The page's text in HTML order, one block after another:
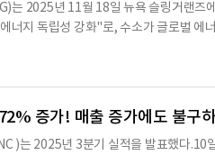
, 이자 비용 절감으로 플러그파워는 수
반한 완전 자금 조달 계획을 갖추고 있으
공되거나 판매될 수 없다.이
는 2025년 11월 18일 뉴욕 슬링거랜즈
너지 독립성 강화"로, 수소가 글로벌 에
에는 제3자 파트너 및 고객과의 패널 토
이양할 예정이다.다루어질 주제에는 플
관리 솔루션, 슬링거랜즈 제조 시설에
이정표와 파이프라인, 수소 생산 네트
용될 발표 자료의 사본은 현재 보고서
증가! 매출 증가에도 불구
)는 2025년 3분기 실적을 발표했다.10